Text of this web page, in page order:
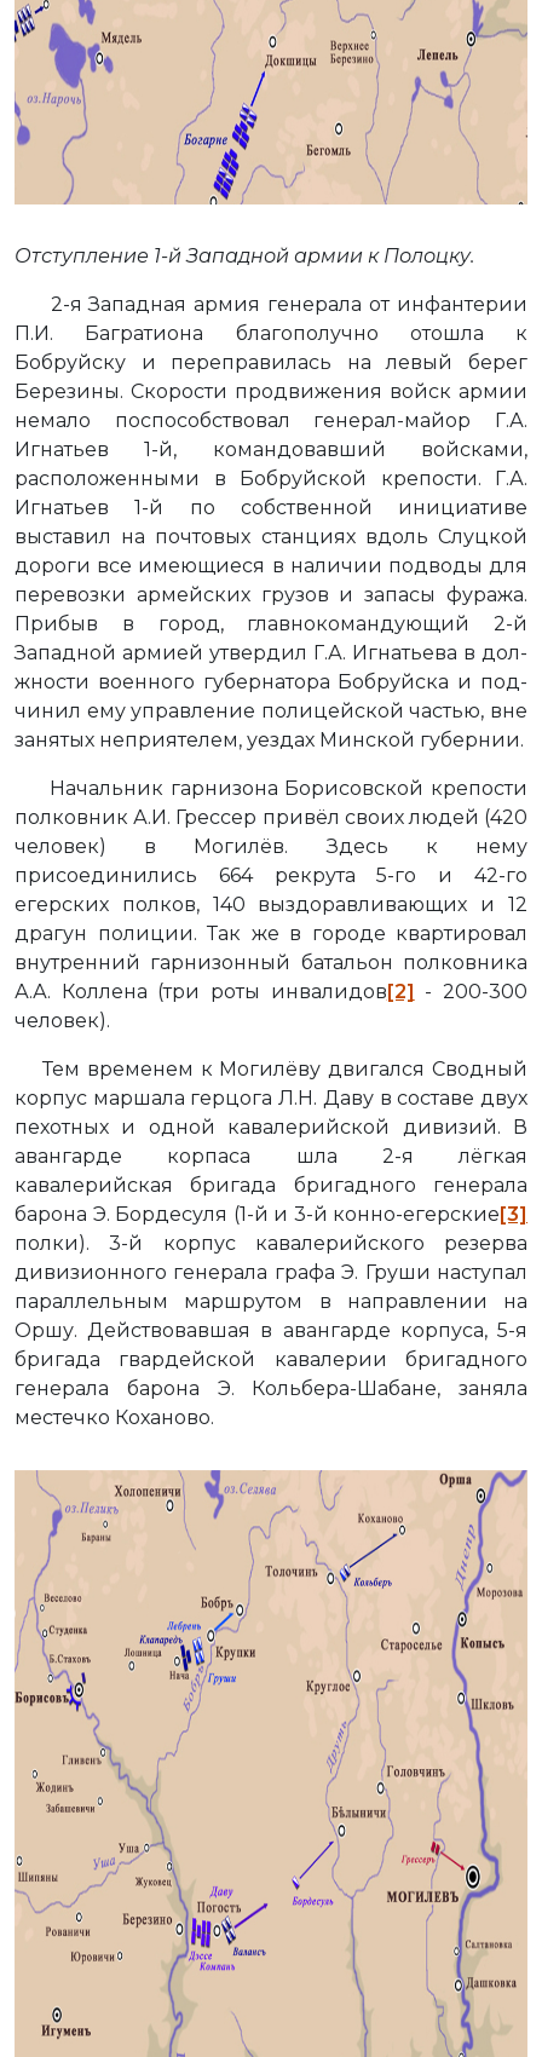
Отступление 1-й Западной армии к Полоцку.
2-я Западная армия генерала от инфантерии
П.И. Багратиона благополучно отошла к
Бобруйску и переправилась на левый берег
Березины. Скорости продвижения войск армии
немало поспособствовал генерал-майор Г.А.
Игнатьев 1-й, командовавший войсками,
расположенными в Бобруйской крепости. Г.А.
Игнатьев 1-й по собственной инициативе
выставил на почтовых станциях вдоль Слуцкой
дороги все имеющиеся в наличии подводы для
перевозки армейских грузов и запасы фуража.
Прибыв в город, главнокомандующий 2-й
Западной армией утвердил Г.А. Игнатьева в дол­
жности военного гyбeрнатора Бобруйска и под­
чинил ему управление полицейской частью, вне
занятых неприятелем, уездах Минской губернии.
Начальник гарнизона Борисовской крепости
полковник А.И. Грессер привёл своих людей (420
человек) в Могилёв. Здесь к нему
присоединились 664 рекрута 5-го и 42-го
егерских полков, 140 выздоравливающих и 12
драгун полиции. Так же в городе квартировал
внутренний гарнизонный батальон полковника
А.А. Коллена (три роты инвалидов[2] - 200-300
человек).
Тем временем к Могилёву двигался Сводный
корпус маршала герцога Л.Н. Даву в составе двух
пехотных и одной кавалерийской дивизий. В
авангарде корпаса шла 2-я лёгкая
кавалерийская бригада бригадного генерала
барона Э. Бордесуля (1-й и 3-й конно-егерские[3]
полки). 3-й корпус кавалерийского резерва
дивизионного генерала графа Э. Груши наступал
параллельным маршрутом в направлении на
Оршу. Действовавшая в авангарде корпуса, 5-я
бригада гвардейской кавалерии бригадного
генерала барона Э. Кольбера-Шабане, заняла
местечко Коханово.